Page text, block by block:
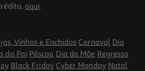
Double Black 0.70l
aqui.
Vinhos e Enchidos Carnaval Dia
do Pai Páscoa Dia da Mãe Regresso
Black Friday Cyber Monday Natal